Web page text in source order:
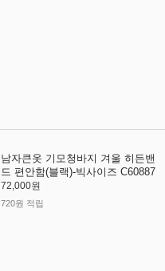
남자큰옷 기모청바지 겨울 히든밴
드 편안함(블랙)-빅사이즈 C60887
72,000원
720원 적립